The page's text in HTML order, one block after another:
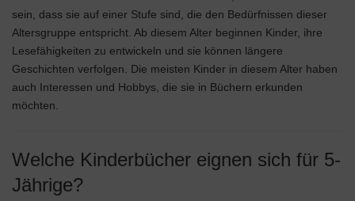
sein, dass sie auf einer Stufe sind, die den Bedürfnissen dieser
Altersgruppe entspricht. Ab diesem Alter beginnen Kinder, ihre
Lesefähigkeiten zu entwickeln und sie können längere
Geschichten verfolgen. Die meisten Kinder in diesem Alter haben
auch Interessen und Hobbys, die sie in Büchern erkunden
möchten.
Welche Kinderbücher eignen sich für 5-
Jährige?